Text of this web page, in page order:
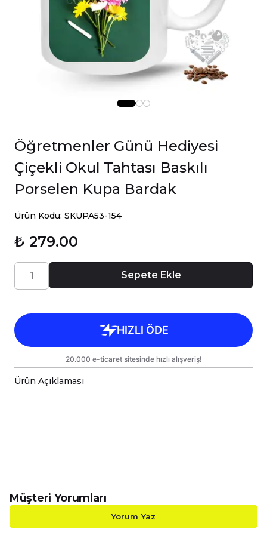
Öğretmenler Günü Hediyesi
Çiçekli Okul Tahtası Baskılı
Porselen Kupa Bardak
Ürün Kodu: SKUPA53-154
₺ 279.00
Sepete Ekle
Ürün Açıklaması
Özel baskı teknolojisi sayesinde, isim ve tarih
temalı tasarımı uzun ömürlü ve solmaya karşı
Bu özellik, öğretmenlerin günlük kullanımında
Müşteri Yorumları
Yorum Yaz